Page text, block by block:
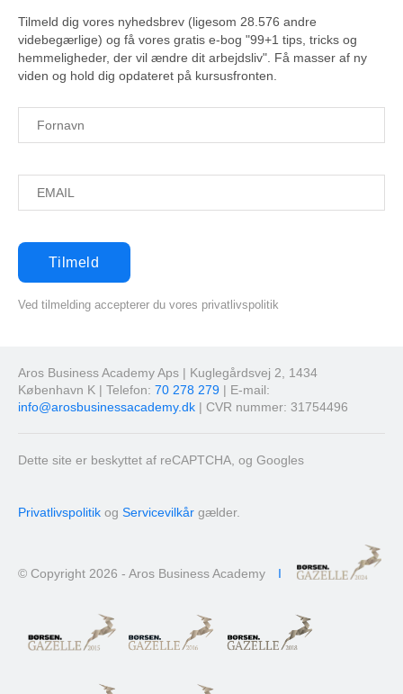
Tilmeld dig vores nyhedsbrev (ligesom 28.576 andre
videbegærlige) og få vores gratis e-bog "99+1 tips, tricks og
hemmeligheder, der vil ændre dit arbejdsliv". Få masser af ny
viden og hold dig opdateret på kursusfronten.
Ved tilmelding accepterer du vores privatlivspolitik
Aros Business Academy Aps | Kuglegårdsvej 2, 1434
København K | Telefon: 70 278 279 | E-mail:
info@arosbusinessacademy.dk | CVR nummer: 31754496
Dette site er beskyttet af reCAPTCHA, og Googles
Privatlivspolitik og Servicevilkår gælder.
© Copyright 2026 - Aros Business Academy I